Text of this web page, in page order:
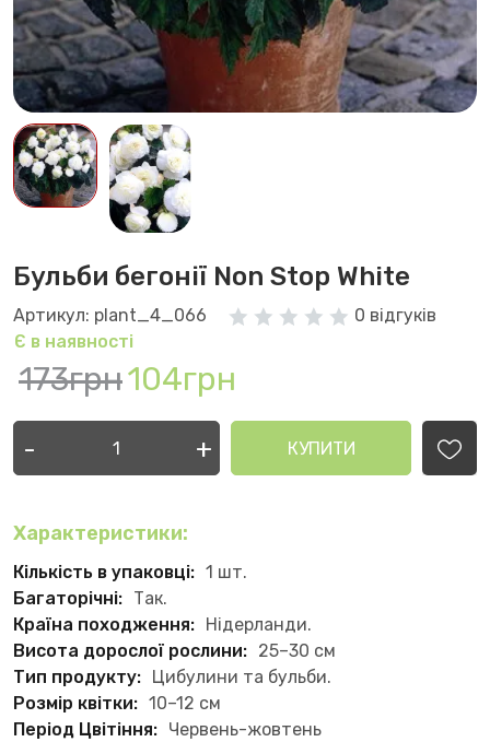
Бульби бегонії Non Stop White
Артикул: plant_4_066
0 відгуків
Є в наявності
173грн104грн
- + КУПИТИ
Характеристики:
Кількість в упаковці: 1 шт.
Багаторічні: Так.
Країна походження:
Нідерланди.
Висота дорослої рослини: 25–30 см
Тип продукту:
Цибулини та бульби.
Розмір квітки: 10–12 см
Період Цвітіння: Червень-жовтень